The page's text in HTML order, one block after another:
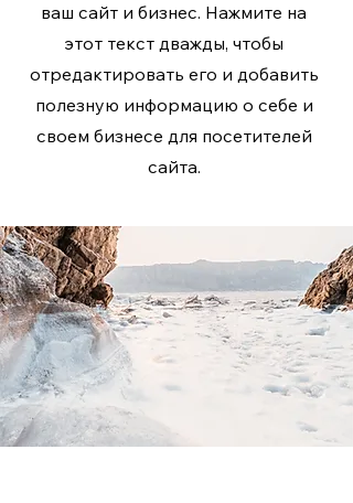
ваш сайт и бизнес. Нажмите на
этот текст дважды, чтобы
отредактировать его и добавить
полезную информацию о себе и
своем бизнесе для посетителей
сайта.